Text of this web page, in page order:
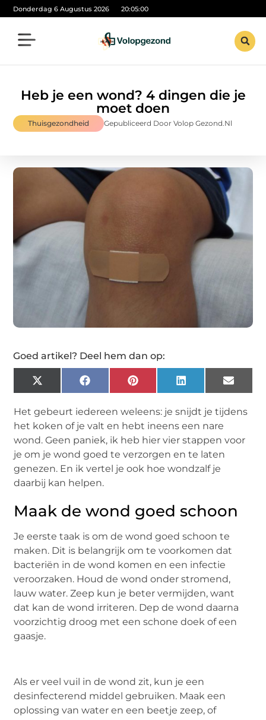
Donderdag 6 Augustus 2026 20:05:00
Heb je een wond? 4 dingen die je
moet doen
Thuisgezondheid Gepubliceerd Door Volop Gezond.nl
Goed artikel? Deel hem dan op:
X
(Twitter)
FacebookPinterestLinkedInEmail
Het gebeurt iedereen weleens: je snijdt je tijdens
het koken of je valt en hebt ineens een nare
wond. Geen paniek, ik heb hier vier stappen voor
je om je wond goed te verzorgen en te laten
genezen. En ik vertel je ook hoe wondzalf je
daarbij kan helpen.
Maak de wond goed schoon
Je eerste taak is om de wond goed schoon te
maken. Dit is belangrijk om te voorkomen dat
bacteriën in de wond komen en een infectie
veroorzaken. Houd de wond onder stromend,
lauw water. Zeep kun je beter vermijden, want
dat kan de wond irriteren. Dep de wond daarna
voorzichtig droog met een schone doek of een
gaasje.
Als er veel vuil in de wond zit, kun je een
desinfecterend middel gebruiken. Maak een
oplossing van water en een beetje zeep, of